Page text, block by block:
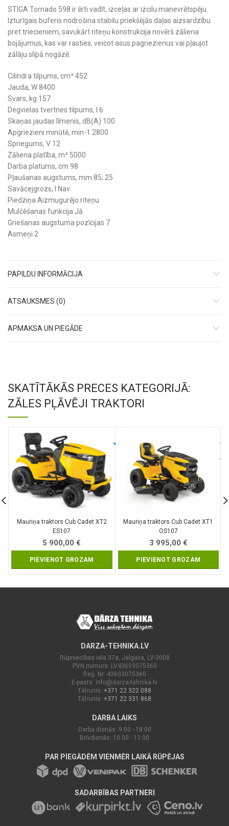
STIGA Tornado 598 ir ērti vadīt, izceļas ar izcilu manevrētspēju.
Izturīgais buferis nodrošina stabilu priekšējās daļas aizsardzību
pret triecieniem, savukārt riteņu konstrukcija novērš zāliena
bojājumus, kas var rasties, veicot asus pagriezienus vai pļaujot
zālāju slīpā nogāzē.
Cilindra tilpums, cm³ 452
Jauda, W 8400
Svars, kg 157
Degvielas tvertnes tilpums, l 6
Skaņas jaudas līmenis, dB(A) 100
Apgriezieni minūtē, min-1 2800
Spriegums, V 12
Zāliena platība, m² 5000
Darba platums, cm 98
Pļaušanas augstums, mm 85; 25
Savācejgrozs, l Nav
Piedziņa Aizmugurējo riteņu
Mulčēšanas funkcija Jā
Griešanas augstuma pozīcijas 7
Asmeņi 2
PAPILDU INFORMĀCIJA
ATSAUKSMES (0)
APMAKSA UN PIEGĀDE
SKATĪTĀKĀS PRECES KATEGORIJĀ:
ZĀLES PĻĀVĒJI TRAKTORI
Mauriņa traktors Cub Cadet XT2
ES107
5 900,00€
PIEVIENOT GROZAM
Mauriņa traktors Cub Cadet XT1
OS107
3 995,00 €
PIEVIENOT GROZAM
DARZA-TEHNIKA.LV
Rūpniecības iela 37a, Jelgava, LV-3008
PVN numurs: LV43603075360
Reģ. Nr: 43603075360
E-pasts: info@darza-tehnika.lv
Tālrunis: +371 22 322 088
Tālrunis: +371 22 331 868
DARBA LAIKS
Darba dienās: 9:00 - 18:00
Brīvdienās: 10:00 - 13:00
PAR PIEGĀDĒM VIENMĒR LAIKĀ RŪPĒJAS
SADARBĪBAS PARTNERI